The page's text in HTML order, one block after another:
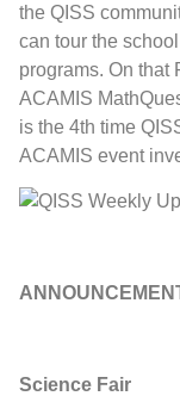
the QISS
can tour the
programs. On that
ACAMIS
is the 4th time
ACAMIS event
Science Fair